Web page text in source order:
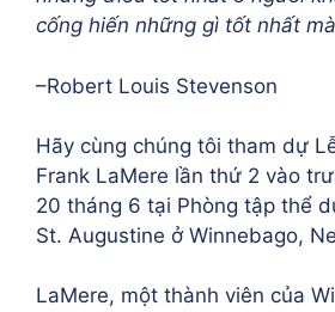
cống hiến những gì tốt nhất
–Robert Louis Stevenson
Hãy cùng chúng tôi tham dự
Frank LaMere lần thứ 2 vào
20 tháng 6 tại Phòng tập thể
St. Augustine ở Winnebago,
LaMere, một thành viên của